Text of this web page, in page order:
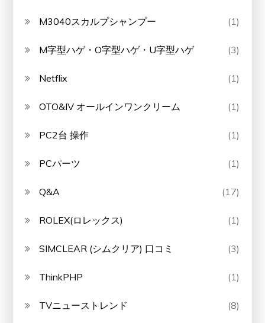
M3040スカルプシャンプー (1)
M字型ハゲ・O字型ハゲ・U字型ハゲ (3)
Netflix (1)
OTO&IV オールインワンクリーム (1)
PC2台 操作 (1)
PCパーツ (1)
Q&A (17)
ROLEX(ロレックス) (1)
SIMCLEAR (シムクリア) 口コミ (3)
ThinkPHP (1)
TVニューストレンド (8)